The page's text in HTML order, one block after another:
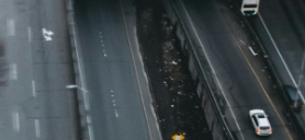
Mehr lesen